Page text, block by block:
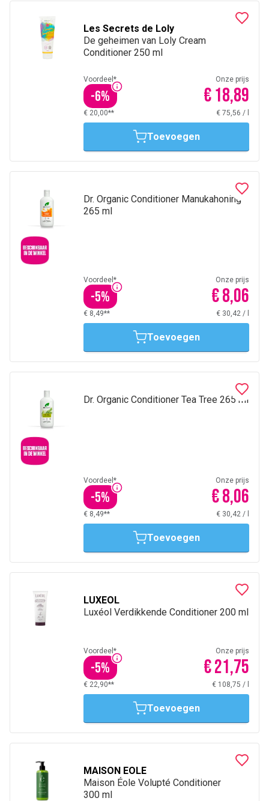
Les Secrets de Loly
De geheimen van Loly Cream
Conditioner 250 ml
Voordeel*
-6%
Onze prijs
€ 18,89
€ 20,00** € 75,56 /
Toevoegen
Dr. Organic Conditioner Manukahoning
265 ml
Voordeel*
-5%
Onze prijs
€ 8,06
€ 8,49** € 30,42 /
Toevoegen
Dr. Organic Conditioner Tea Tree 265 ml
Voordeel*
-5%
Onze prijs
€ 8,06
€ 8,49** € 30,42 /
Toevoegen
LUXEOL
Luxéol Verdikkende Conditioner 200 ml
Voordeel*
-5%
Onze prijs
€ 21,75
€ 22,90** € 108,75 /
Toevoegen
MAISON EOLE
Maison Éole Volupté Conditioner
300 ml